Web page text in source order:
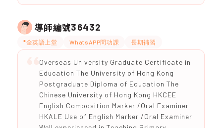
導師編號36432
*全英語上堂 WhatsAPP問功課 長期補習
Overseas University Graduate Certificate in
Education The University of Hong Kong
Postgraduate Diploma of Education The
Chinese University of Hong Kong HKCEE
English Composition Marker /Oral Examiner
HKALE Use of English Marker /Oral Examiner